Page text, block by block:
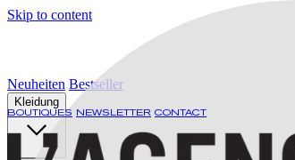
Skip to content
BOUTIQUES NEWSLETTER CONTACT
Neuheiten Bestseller
Kleidung